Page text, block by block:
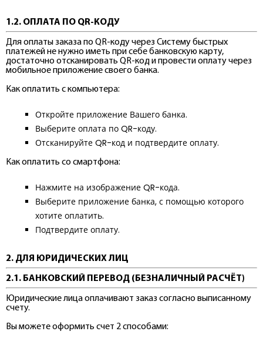
1.2. ОПЛАТА ПО QR-КОДУ
Для оплаты заказа по QR-коду через Систему быстрых
платежей не нужно иметь при себе банковскую карту,
достаточно отсканировать QR-код и провести оплату через
мобильное приложение своего банка.
Как оплатить с компьютера:
Откройте приложение Вашего банка.
Выберите оплата по QR-коду.
Отсканируйте QR-код и подтвердите оплату.
Как оплатить со смартфона:
Нажмите на изображение QR-кода.
Выберите приложение банка, с помощью которого
хотите оплатить.
Подтвердите оплату.
2. ДЛЯ ЮРИДИЧЕСКИХ ЛИЦ
2.1. БАНКОВСКИЙ ПЕРЕВОД (БЕЗНАЛИЧНЫЙ РАСЧЁТ)
Юридические лица оплачивают заказ согласно выписанному
счету.
Вы можете оформить счет 2 способами: